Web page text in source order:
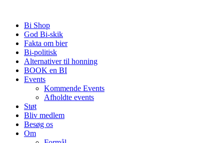
indholdBi Shop
God Bi-skik
Fakta om bier
Bi-politisk
Alternativer til honning
BOOK en BI
Events
Kommende Events
Afholdte events
Støt
Bliv medlem
Besøg os
Om